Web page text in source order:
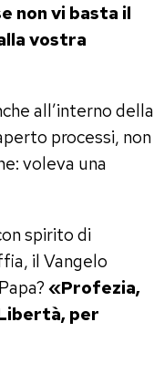
non vi basta il
vostra
all’interno della
processi, non
voleva una
spirito di
il Vangelo
«Profezia,
per